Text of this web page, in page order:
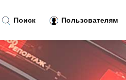
Поиск Пользователям